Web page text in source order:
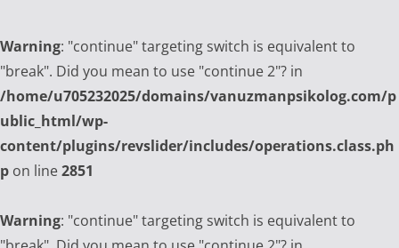
Warning: "continue" targeting switch is equivalent to
"break". Did you mean to use "continue 2"? in
/home/u705232025/domains/vanuzmanpsikolog.com/p
ublic_html/wp-
content/plugins/revslider/includes/operations.class.ph
p on line2851
Warning: "continue" targeting switch is equivalent to